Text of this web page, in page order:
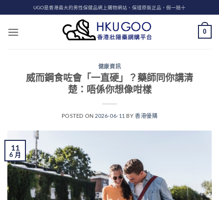
to
content
UGO是香港最大的男性保健品網上購物網站、保證原裝正品，假一賠十
0
健康資訊
威而鋼食咗會「一直硬」？藥師同你講清
楚：唔係你想像咁樣
POSTED ON 2026-06-11 BY香港優購
11
6 月